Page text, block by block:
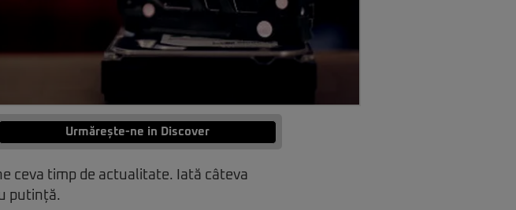
Urmărește-ne in Discover
ceva timp de actualitate. Iată câteva
putință.